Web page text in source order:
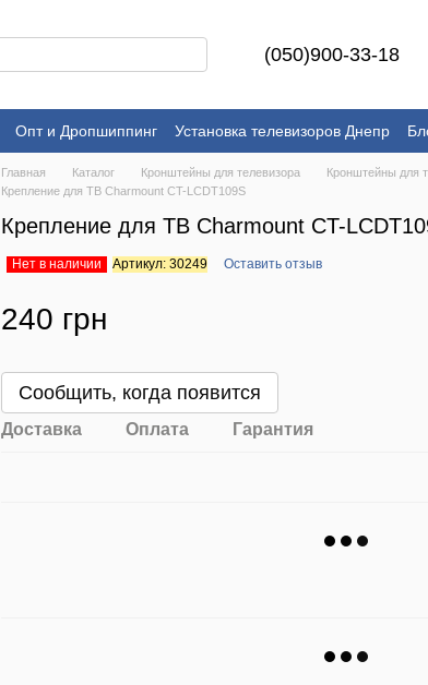
(050)900-33-18
Опт и Дропшиппинг Установка телевизоров Днепр
Главная Каталог Кронштейны для телевизора
Кронштейны для
Крепление для ТВ Charmount CT-LCDT109S
Крепление для ТВ Charmount CT-
Нет в наличии Артикул: 30249 Оставить отзыв
240 грн
Сообщить, когда появится
Доставка Оплата Гарантия